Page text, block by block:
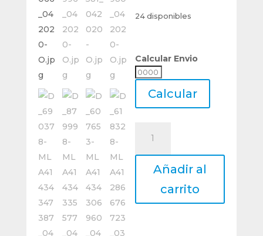
24 disponibles
Calcular Envio
Calcular
Calcular
Rotativa
De
Metal
Mastercut
Añadir al
carrito